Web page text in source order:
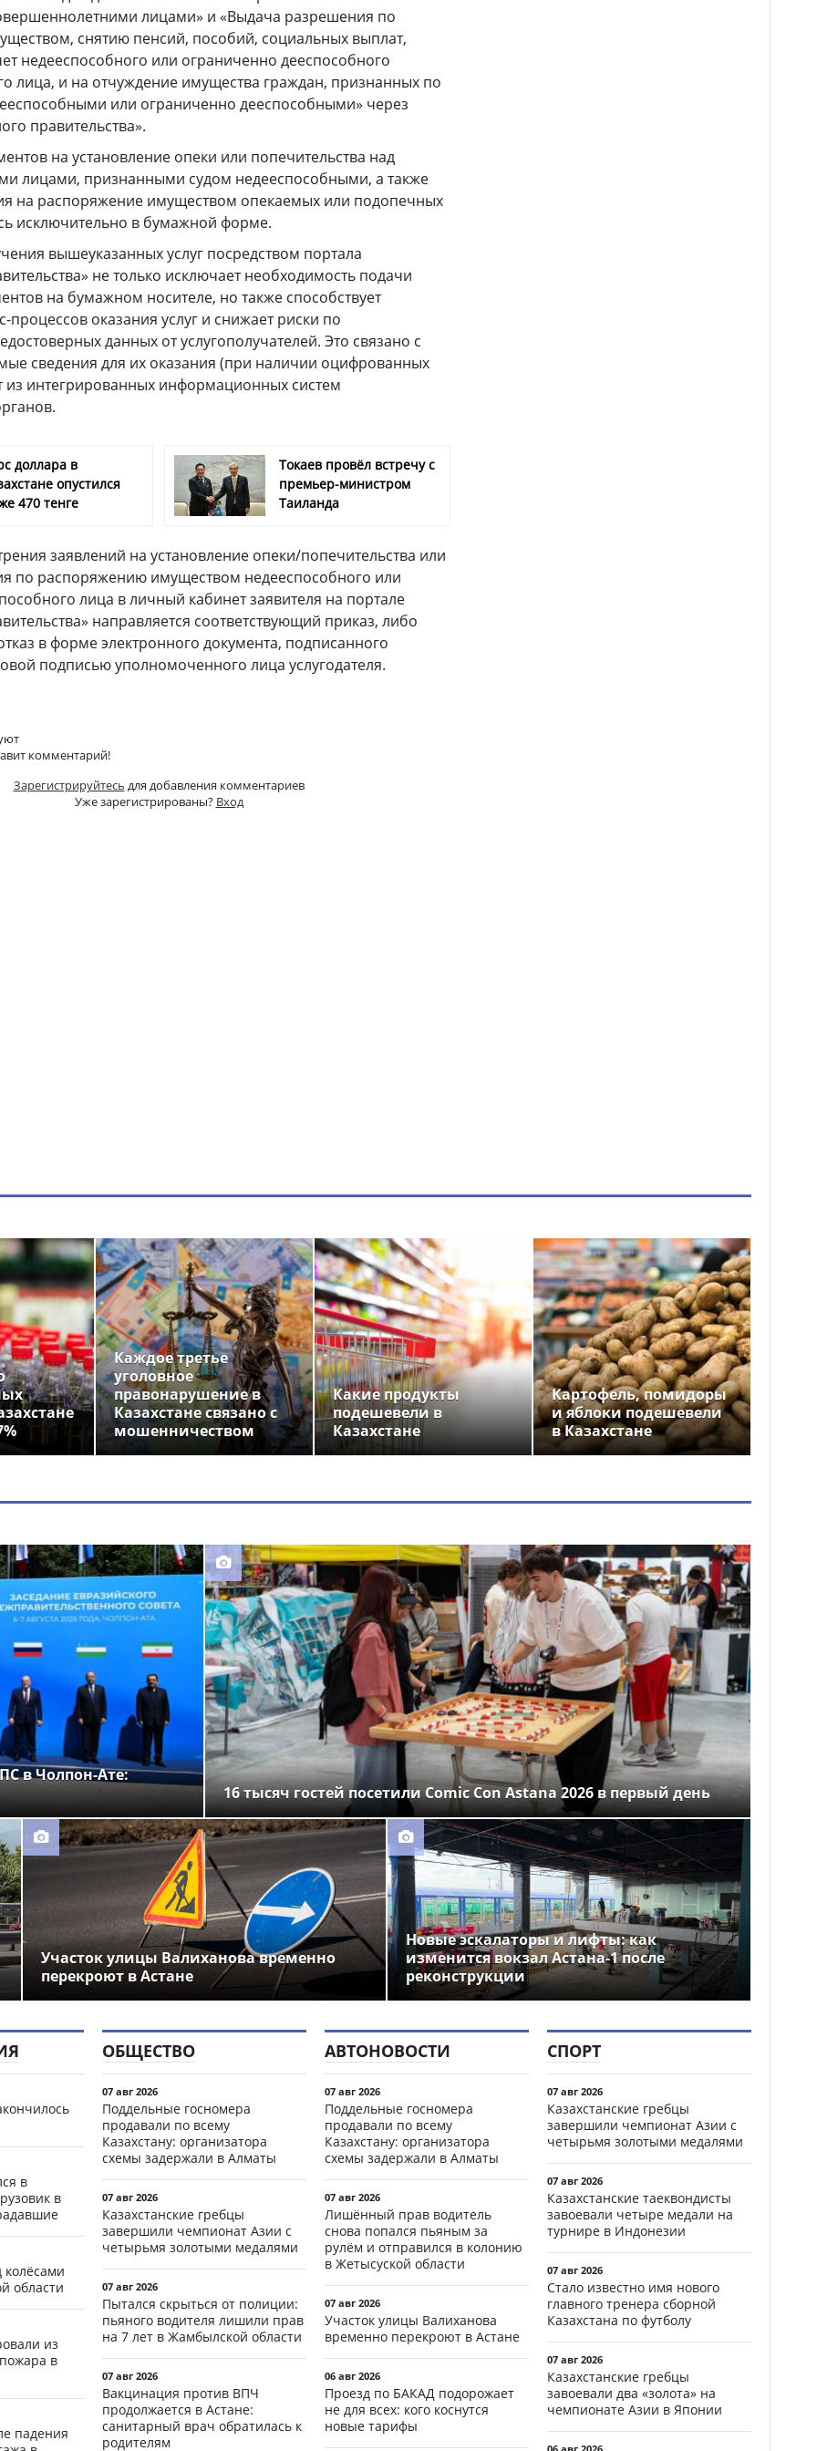
лицами» и «Выдача разрешения по
снятию пенсий, пособий, социальных выплат,
недееспособного или ограниченно дееспособного
лица, и на отчуждение имущества граждан, признанных по
или ограниченно дееспособными» через
правительства».
на установление опеки или попечительства над
лицами, признанными судом недееспособными, а также
на распоряжение имуществом опекаемых или подопечных
исключительно в бумажной форме.
вышеуказанных услуг посредством портала
не только исключает необходимость подачи
на бумажном носителе, но также способствует
оказания услуг и снижает риски по
данных от услугополучателей. Это связано с
сведения для их оказания (при наличии оцифрованных
из интегрированных информационных систем
доллара в
опустился
470 тенге
Токаев провёл встречу с
премьер-министром
Таиланда
заявлений на установление опеки/попечительства или
по распоряжению имуществом недееспособного или
лица в личный кабинет заявителя на портале
направляется соответствующий приказ, либо
в форме электронного документа, подписанного
подписью уполномоченного лица услугодателя.
комментарий!
Зарегистрируйтесь для добавления комментариев
Уже зарегистрированы? Вход
Каждое третье
уголовное
правонарушение в
Казахстане связано с
мошенничеством
Какие продукты
подешевели в
Казахстане
Картофель, помидоры
и яблоки подешевели
в Казахстане
в Чолпон-Ате:
16 тысяч гостей посетили Comic Con Astana 2026 в первый день
Участок улицы Валиханова временно
перекроют в Астане
Новые эскалаторы и лифты: как
изменится вокзал Астана-1 после
реконструкции
в
в
области
из
в
падения
ОБЩЕСТВО
07 авг 2026
Поддельные госномера
продавали по всему
Казахстану: организатора
схемы задержали в Алматы
07 авг 2026
Казахстанские гребцы
завершили чемпионат Азии с
четырьмя золотыми медалями
07 авг 2026
Пытался скрыться от полиции:
пьяного водителя лишили прав
на 7 лет в Жамбылской области
07 авг 2026
Вакцинация против ВПЧ
продолжается в Астане:
санитарный врач обратилась к
родителям
АВТОНОВОСТИ
07 авг 2026
Поддельные госномера
продавали по всему
Казахстану: организатора
схемы задержали в Алматы
07 авг 2026
Лишённый прав водитель
снова попался пьяным за
рулём и отправился в колонию
в Жетысуской области
07 авг 2026
Участок улицы Валиханова
временно перекроют в Астане
06 авг 2026
Проезд по БАКАД подорожает
не для всех: кого коснутся
новые тарифы
СПОРТ
07 авг 2026
Казахстанские гребцы
завершили чемпионат Азии с
четырьмя золотыми медалями
07 авг 2026
Казахстанские таеквондисты
завоевали четыре медали на
турнире в Индонезии
07 авг 2026
Стало известно имя нового
главного тренера сборной
Казахстана по футболу
07 авг 2026
Казахстанские гребцы
завоевали два «золота» на
чемпионате Азии в Японии